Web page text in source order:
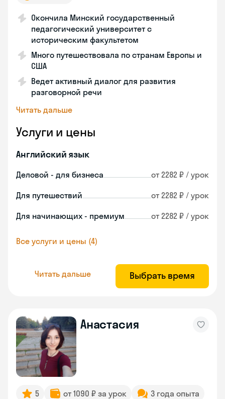
Окончила Минский государственный
педагогический университет с
историческим факультетом
Много путешествовала по странам Европы и
США
Ведет активный диалог для развития
разговорной речи
Читать дальше
Услуги и цены
Английский язык
Деловой - для бизнеса от 2282 ₽ / урок
Для путешествий от 2282 ₽ / урок
Для начинающих - премиум от 2282 ₽ / урок
Все услуги и цены (4)
Читать дальше Выбрать время
Анастасия
5 от 1090 ₽ за урок
3 года опыта